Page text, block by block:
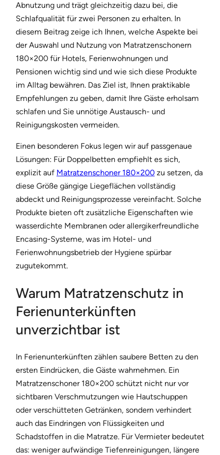
Abnutzung und trägt gleichzeitig dazu bei, die
Schlafqualität für zwei Personen zu erhalten. In
diesem Beitrag zeige ich Ihnen, welche Aspekte bei
der Auswahl und Nutzung von Matratzenschonern
180×200 für Hotels, Ferienwohnungen und
Pensionen wichtig sind und wie sich diese Produkte
im Alltag bewähren. Das Ziel ist, Ihnen praktikable
Empfehlungen zu geben, damit Ihre Gäste erholsam
schlafen und Sie unnötige Austausch- und
Reinigungskosten vermeiden.
Einen besonderen Fokus legen wir auf passgenaue
Lösungen: Für Doppelbetten empfiehlt es sich,
explizit auf Matratzenschoner 180×200 zu setzen, da
diese Größe gängige Liegeflächen vollständig
abdeckt und Reinigungsprozesse vereinfacht. Solche
Produkte bieten oft zusätzliche Eigenschaften wie
wasserdichte Membranen oder allergikerfreundliche
Encasing-Systeme, was im Hotel- und
Ferienwohnungsbetrieb der Hygiene spürbar
zugutekommt.
Warum Matratzenschutz in
Ferienunterkünften
unverzichtbar ist
In Ferienunterkünften zählen saubere Betten zu den
ersten Eindrücken, die Gäste wahrnehmen. Ein
Matratzenschoner 180×200 schützt nicht nur vor
sichtbaren Verschmutzungen wie Hautschuppen
oder verschütteten Getränken, sondern verhindert
auch das Eindringen von Flüssigkeiten und
Schadstoffen in die Matratze. Für Vermieter bedeutet
das: weniger aufwändige Tiefenreinigungen, längere